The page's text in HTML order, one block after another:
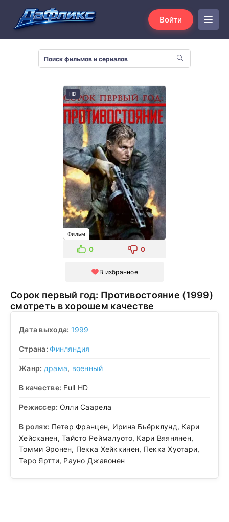
Войти
HD
Фильм
0 0
В избранное
Сорок первый год: Противостояние (1999)
смотреть в хорошем качестве
Дата выхода: 1999
Страна:Финляндия
Жанр: драма, военный
В качестве: Full HD
Режиссер: Олли Саарела
В ролях: Петер Францен, Ирина Бьёрклунд, Кари
Хейсканен, Тайсто Реймалуото, Кари Вяянянен,
Томми Эронен, Пекка Хейккинен, Пекка Хуотари,
Теро Яртти, Рауно Джавонен